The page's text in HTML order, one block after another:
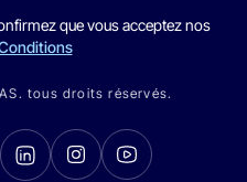
que vous acceptez nos
tous droits réservés.